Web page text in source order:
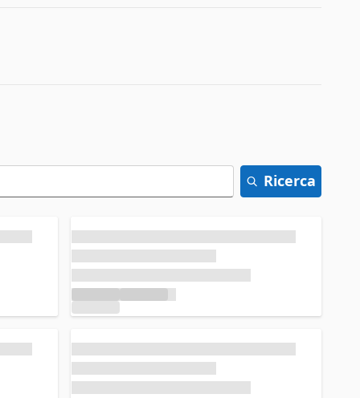
Ricerca
Caricamento in corso...
Caricamento in corso...